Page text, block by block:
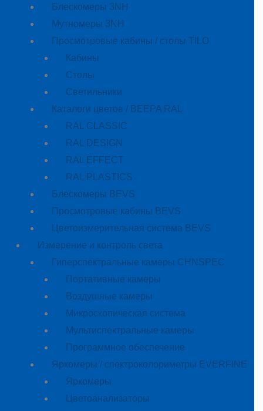
Блескомеры 3NH
Мутномеры 3NH
Просмотровые кабины / столы TILO
Кабины
Cтолы
Светильники
Каталоги цветов / BEEPA RAL
RAL CLASSIC
RAL DESIGN
RAL EFFECT
RAL PLASTICS
Блескомеры BEVS
Просмотровые кабины BEVS
Цветоизмерительная система BEVS
Измерение и контроль света
Гиперспектральные камеры CHNSPEC
Портативные камеры
Воздушные камеры
Микроскопическая система
Мультиспектральные камеры
Программное обеспечение
Яркомеры / спектроколориметры EVERFINE
Яркомеры
Цветоанализаторы